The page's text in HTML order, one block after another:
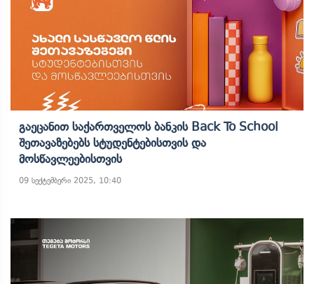
Გაეცანით Საქართველოს Ბანკის Back To School
Შეთავაზებებს Სტუდენტებისთვის Და
Მოსწავლეებისთვის
09 სექტემბერი 2025, 10:40